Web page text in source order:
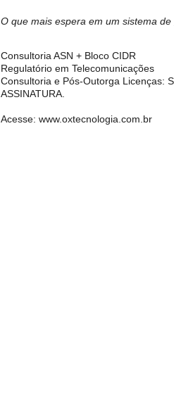
O que mais espera em um sistema
Consultoria ASN + Bloco CIDR
Regulatório em Telecomunicações
Consultoria e Pós-Outorga Licenças:
ASSINATURA.
Acesse: www.oxtecnologia.com.br